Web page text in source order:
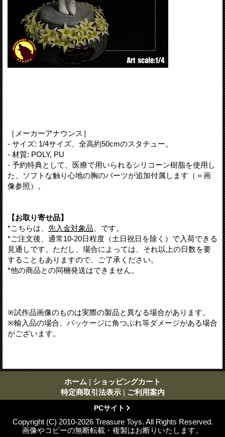
［メーカーアナウンス］
- サイズ: 1/4サイズ、全高約50cmのスタチュー。
- 材質: POLY, PU
- 予約特典として、医療で用いられるシリコーン樹脂を使用し
た、ソフトな触り心地の胸のパーツが追加付属します（＝画
像参照）。
【お取り寄せ品】
*こちらは、 先入金対象品 、です。
*ご注文後、通常10-20日程度（土日祝日を除く）で入荷できる
見通しです。ただし、場合によっては、それ以上の日数を要
することもありますので、ご了承ください。
*他の商品との同梱発送はできません。
※試作品画像のものは実際の製品と異なる場合があります。
※輸入品の場合、パッケージに角つぶれ等ダメージがある場合
がございます。
ホーム | ショッピングカート
特定商取引法表示 | ご利用案内
PCサイト
Copyright (C) 2010-2026 Treasure Toys. All Rights Reserved.
画像やコピーの無断転載・複製はお断りいたします。